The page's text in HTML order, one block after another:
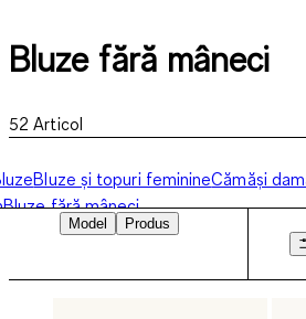
Bluze fără mâneci
52 Articol
Bluze și topuri feminineCămăși
Bluze fără mâneci
Model
Produs